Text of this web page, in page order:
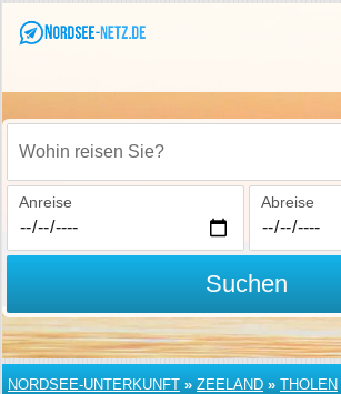
Wohin reisen Sie?
Anreise Abreise
Suchen
NORDSEE-UNTERKUNFT » ZEELAND » THOLEN